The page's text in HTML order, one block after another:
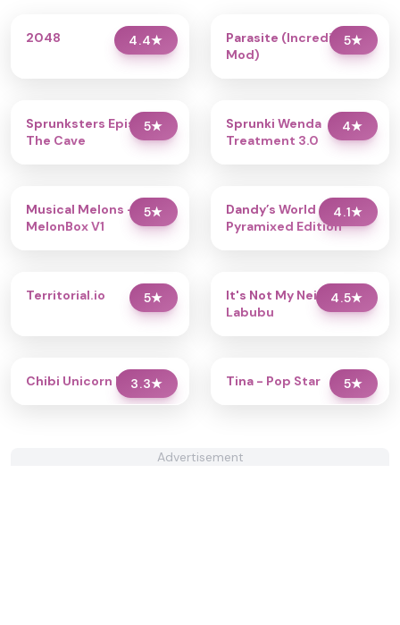
4.4★
2048 5★
Parasite (Incredibox
Mod)
5★
Sprunksters Episode 2:
The Cave
4★
Sprunki Wenda
Treatment 3.0
5★
Musical Melons –
MelonBox V1
4.1★
Dandy’s World
Pyramixed Edition
5★
Territorial.io 4.5★
It's Not My Neighbor:
Labubu
3.3★
Chibi Unicorn Dress Up 5★
Tina - Pop Star
Advertisement